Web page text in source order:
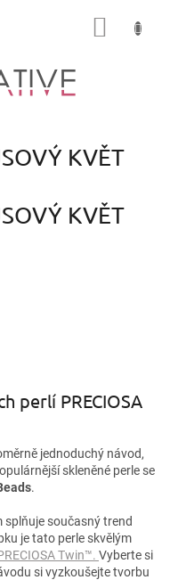
KVĚT
KVĚT
perlí PRECIOSA
jednoduchý návod,
skleněné perle se
.
splňuje současný trend
je tato perle skvělým
Twin™. Vyberte si
si vyzkoušejte tvorbu